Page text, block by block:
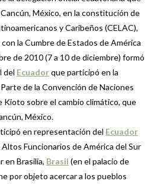
México, en la constitución de
y Caribeños (CELAC),
la Cumbre de Estados de América
de 2010 (7 a 10 de diciembre) formó
del Ecuadorque participó en la
de la Convención de Naciones
sobre el cambio climático, que
México.
en representación del Ecuador
Funcionarios de América del Sur
en Brasilia, Brasil (en el palacio de
por objeto acercar a los pueblos